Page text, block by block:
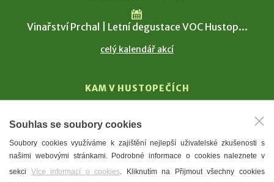
Vinařství Prchal | Letní degustace VOC Hustop...
celý kalendář akcí
KAM V HUSTOPEČÍCH
T. G. Masaryk
Mandloně
Ubytování
Souhlas se soubory cookies
Soubory cookies využíváme k zajištění nejlepší uživatelské zkušenosti s
našimi webovými stránkami. Podrobné informace o cookies naleznete v
sekci Více informací o cookies. Kliknutím na Přijmout všechny cookies